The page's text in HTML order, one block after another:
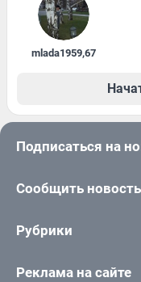
mlada1959,67
Подписаться на
Сообщить новость
Рубрики
Реклама на сайте